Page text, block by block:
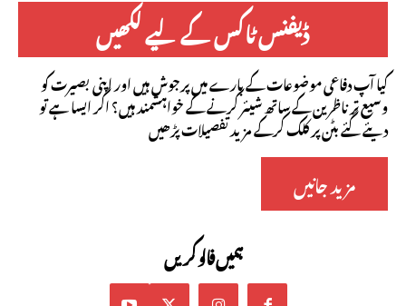
ڈیفنس ٹاکس کے لیے لکھیں
کیا آپ دفاعی موضوعات کے بارے میں پرجوش ہیں اور اپنی بصیرت کو
وسیع تر ناظرین کے ساتھ شیئر کرنے کے خواہشمند ہیں؟ اگر ایسا ہے تو
دیئے گئے بٹن پر کلک کرکے مزید تفصیلات پڑھیں
مزید جانیں
ہمیں فالو کریں